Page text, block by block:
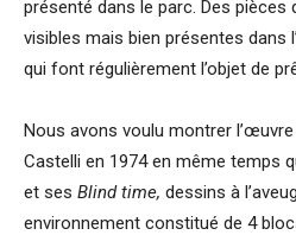
présenté dans le parc. Des
visibles mais bien présentes dans
qui font régulièrement l’objet de
Nous avons voulu montrer l’œuvre
Castelli en 1974 en même temps
et ses Blind time, dessins à
environnement constitué de 4